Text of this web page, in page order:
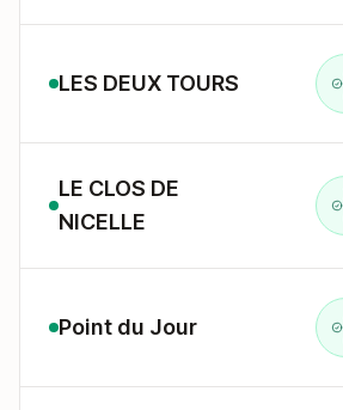
LES DEUX TOURS
LE CLOS DE
NICELLE
Point du Jour